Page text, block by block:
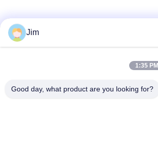
Jim
1:35 PM
Good day, what product are you looking for?